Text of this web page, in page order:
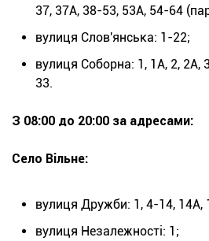
37, 37А, 38-53, 53А, 54-64
вулиця Слов'янська: 1-22;
вулиця Соборна: 1, 1А, 2, 2А,
33.
З 08:00 до 20:00 за адресами:
Село Вільне:
вулиця Дружби: 1, 4-14, 14А,
вулиця Незалежності: 1;